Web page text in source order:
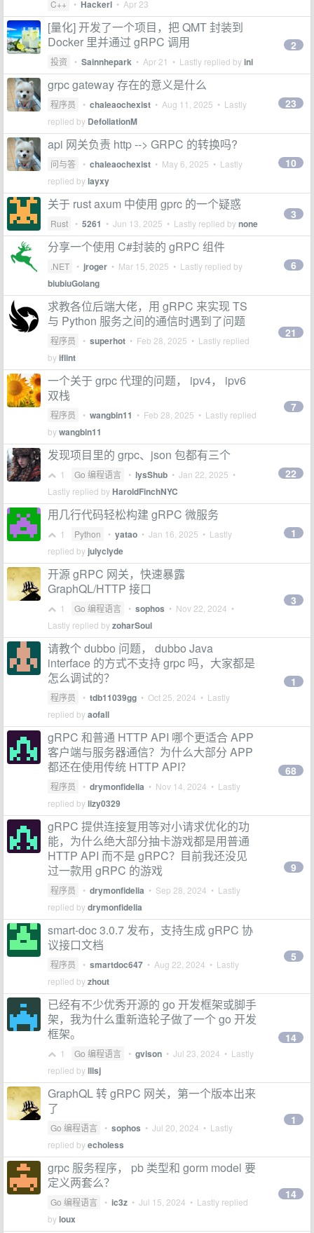
C++ • Hackerl • Apr 23
[量化] 开发了一个项目，把 QMT 封装到
Docker 里并通过 gRPC 调用
投资 • Sainnhepark • Apr 21 • Lastly replied byini
2
grpc gateway 存在的意义是什么
程序员 • chaleaochexist • Aug 11, 2025 • Lastly
replied by DefoliationM
23
api 网关负责 http --> GRPC 的转换吗?
问与答 • chaleaochexist • May 6, 2025 • Lastly
replied bylayxy
10
关于 rust axum 中使用 gprc 的一个疑惑
Rust • 5261 • Jun 13, 2025 • Lastly replied bynone
3
分享一个使用 C#封装的 gRPC 组件
.NET • jroger • Mar 15, 2025 • Lastly replied by
biubiuGolang
6
求教各位后端大佬，用 gRPC 来实现 TS
与 Python 服务之间的通信时遇到了问题
程序员 • superhot • Feb 28, 2025 • Lastly replied
byiflint
21
一个关于 grpc 代理的问题， ipv4， ipv6
双栈
程序员 • wangbin11 • Feb 28, 2025 • Lastly replied
bywangbin11
7
发现项目里的 grpc、json 包都有三个
1 Go 编程语言 • lysShub • Jan 22, 2025 •
Lastly replied byHaroldFinchNYC
22
用几行代码轻松构建 gRPC 微服务
1 Python • yatao • Jan 16, 2025 • Lastly
replied by julyclyde
1
开源 gRPC 网关，快速暴露
GraphQL/HTTP 接口
1 Go 编程语言 • sophos • Nov 22, 2024 •
Lastly replied byzoharSoul
3
请教个 dubbo 问题， dubbo Java
interface 的方式不支持 grpc 吗，大家都是
怎么调试的？
程序员 • tdb11039gg • Oct 25, 2024 • Lastly
replied byaofall
1
gRPC 和普通 HTTP API 哪个更适合 APP
客户端与服务器通信？为什么大部分 APP
都还在使用传统 HTTP API？
程序员 • drymonfidelia • Nov 14, 2024 • Lastly
replied bylizy0329
68
gRPC 提供连接复用等对小请求优化的功
能，为什么绝大部分抽卡游戏都是用普通
HTTP API 而不是 gRPC？目前我还没见
过一款用 gRPC 的游戏
程序员 • drymonfidelia • Sep 28, 2024 • Lastly
replied bydrymonfidelia
9
smart-doc 3.0.7 发布，支持生成 gRPC 协
议接口文档
程序员 • smartdoc647 • Aug 22, 2024 • Lastly
replied byzhout
5
已经有不少优秀开源的 go 开发框架或脚手
架，我为什么重新造轮子做了一个 go 开发
框架。
1 Go 编程语言 • gvison • Jul 23, 2024 • Lastly
replied bylllsj
14
GraphQL 转 gRPC 网关，第一个版本出来
了
Go 编程语言 • sophos • Jul 20, 2024 • Lastly
replied byecholess
1
grpc 服务程序， pb 类型和 gorm model 要
定义两套么？
Go 编程语言 • ic3z • Jul 15, 2024 • Lastly replied
byloux
14